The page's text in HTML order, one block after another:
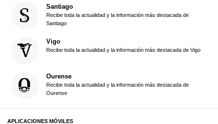
Santiago
Recibe toda la actualidad y la información más destacada de
Santiago
Vigo
Recibe toda la actualidad y la información más destacada de Vigo
Ourense
Recibe toda la actualidad y la información más destacada de
Ourense
APLICACIONES MÓVILES